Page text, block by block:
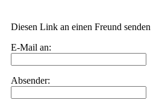
Diesen Link an einen Freund senden
E-Mail an:
Absender: